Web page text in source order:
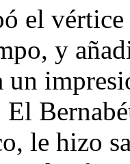
el
y
le hizo